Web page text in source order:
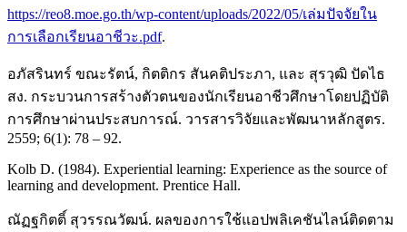
https://reo8.moe.go.th/wp-content/uploads/2022/05/เล่มปัจจัยใน
การเลือกเรียนอาชีวะ.pdf.
อภัสรินทร์ ขณะรัตน์, กิตติกร สันคติประภา, และ สุรวุฒิ ปัดไธ
สง. กระบวนการสร้างตัวตนของนักเรียนอาชีวศึกษาโดยปฏิบัติ
การศึกษาผ่านประสบการณ์. วารสารวิจัยและพัฒนาหลักสูตร.
2559; 6(1): 78 – 92.
Kolb D. (1984). Experiential learning: Experience as the source of
learning and development. Prentice Hall.
ณัฏฐกิตติ์ สุวรรณวัฒน์. ผลของการใช้แอปพลิเคชันไลน์ติดตาม